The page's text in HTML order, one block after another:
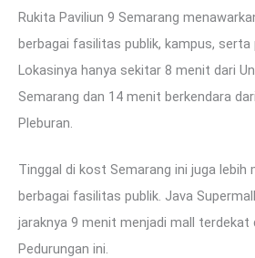
Rukita Paviliun 9 Semarang
berbagai fasilitas publik, kampus, serta
Lokasinya hanya sekitar 8 menit dari
Semarang dan 14 menit berkendara
Pleburan.
Tinggal di kost Semarang ini juga lebih
berbagai fasilitas publik. Java
jaraknya 9 menit menjadi mall terdekat
Pedurungan ini.